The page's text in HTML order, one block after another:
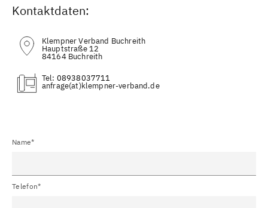
Kontaktdaten:
Klempner Verband Buchreith
Hauptstraße 12
84164 Buchreith
Tel: 08938037711
(at)
Name*
Telefon*